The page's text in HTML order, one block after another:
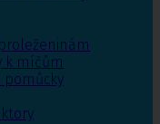
k míčům